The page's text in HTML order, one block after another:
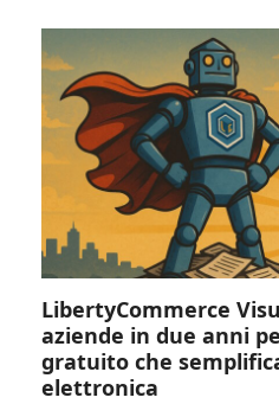
LibertyCommerce
aziende in due anni
gratuito che
elettronica